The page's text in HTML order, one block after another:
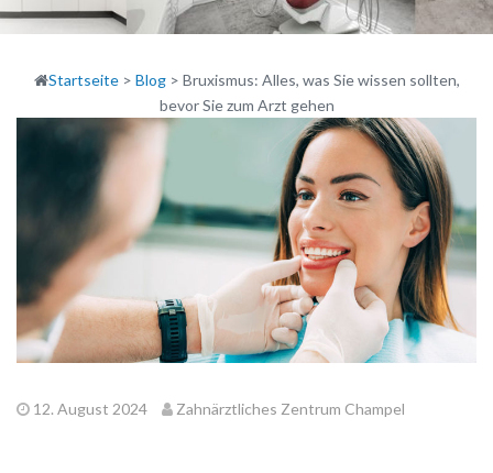
Startseite> Blog> Bruxismus: Alles, was Sie wissen sollten,
bevor Sie zum Arzt gehen
12. August 2024 Zahnärztliches Zentrum Champel